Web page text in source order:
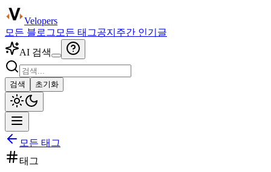
Velopers
모든 블로그 모든 태그공지 주간 인기글
AI 검색
검색 초기화
모든 태그
태그